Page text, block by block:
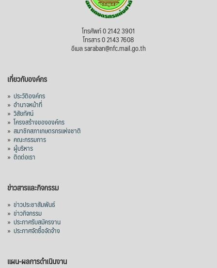
โทรศัพท์ 0 2142 3901
โทรสาร 0 2143 7608
อีเมล saraban@nfc.mail.go.th
เกี่ยวกับองค์กร
» ประวัติองค์กร
» อำนาจหน้าที่
» วิสัยทัศน์
» โครงสร้างขององค์กร
» สมาชิกสภาเกษตรกรแห่งชาติ
» คณะกรรมการ
» ผู้บริหาร
» ติดต่อเรา
ข่าวสารและกิจกรรม
» ข่าวประชาสัมพันธ์
» ข่าวกิจกรรม
» ประกาศรับสมัครงาน
» ประกาศจัดซื้อจัดจ้าง
แผน-ผลการดำเนินงาน